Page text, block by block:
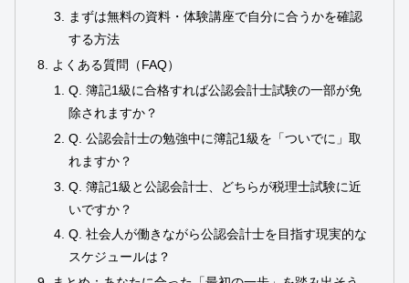
まずは無料の資料・体験講座で自分に合うかを確認
する方法
よくある質問（FAQ）
Q. 簿記1級に合格すれば公認会計士試験の一部が免
除されますか？
Q. 公認会計士の勉強中に簿記1級を「ついでに」取
れますか？
Q. 簿記1級と公認会計士、どちらが税理士試験に近
いですか？
Q. 社会人が働きながら公認会計士を目指す現実的な
スケジュールは？